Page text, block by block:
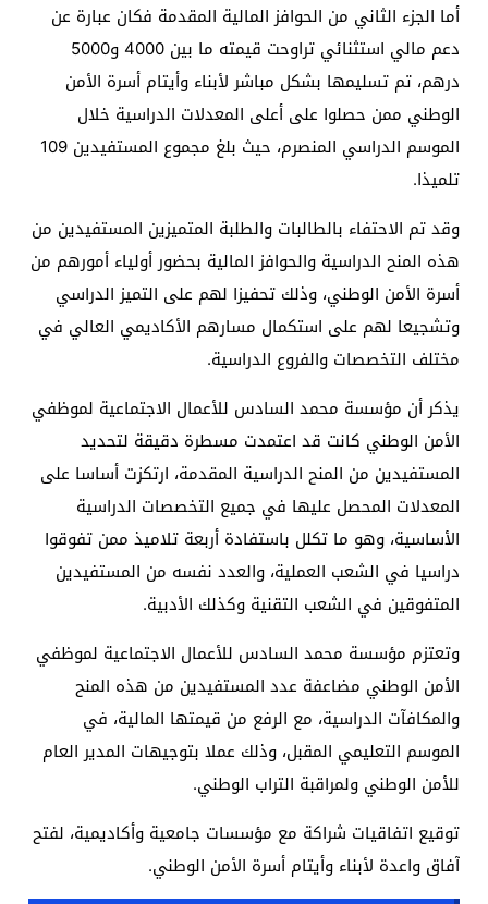
أما الجزء الثاني من الحوافز المالية المقدمة فكان عبارة عن
دعم مالي استثنائي تراوحت قيمته ما بين 4000 و5000
درهم، تم تسليمها بشكل مباشر لأبناء وأيتام أسرة الأمن
الوطني ممن حصلوا على أعلى المعدلات الدراسية خلال
الموسم الدراسي المنصرم، حيث بلغ مجموع المستفيدين 109
تلميذا.
وقد تم الاحتفاء بالطالبات والطلبة المتميزين المستفيدين من
هذه المنح الدراسية والحوافز المالية بحضور أولياء أمورهم من
أسرة الأمن الوطني، وذلك تحفيزا لهم على التميز الدراسي
وتشجيعا لهم على استكمال مسارهم الأكاديمي العالي في
مختلف التخصصات والفروع الدراسية.
يذكر أن مؤسسة محمد السادس للأعمال الاجتماعية لموظفي
الأمن الوطني كانت قد اعتمدت مسطرة دقيقة لتحديد
المستفيدين من المنح الدراسية المقدمة، ارتكزت أساسا على
المعدلات المحصل عليها في جميع التخصصات الدراسية
الأساسية، وهو ما تكلل باستفادة أربعة تلاميذ ممن تفوقوا
دراسيا في الشعب العملية، والعدد نفسه من المستفيدين
المتفوقين في الشعب التقنية وكذلك الأدبية.
وتعتزم مؤسسة محمد السادس للأعمال الاجتماعية لموظفي
الأمن الوطني مضاعفة عدد المستفيدين من هذه المنح
والمكافآت الدراسية، مع الرفع من قيمتها المالية، في
الموسم التعليمي المقبل، وذلك عملا بتوجيهات المدير العام
للأمن الوطني ولمراقبة التراب الوطني.
توقيع اتفاقيات شراكة مع مؤسسات جامعية وأكاديمية، لفتح
آفاق واعدة لأبناء وأيتام أسرة الأمن الوطني.